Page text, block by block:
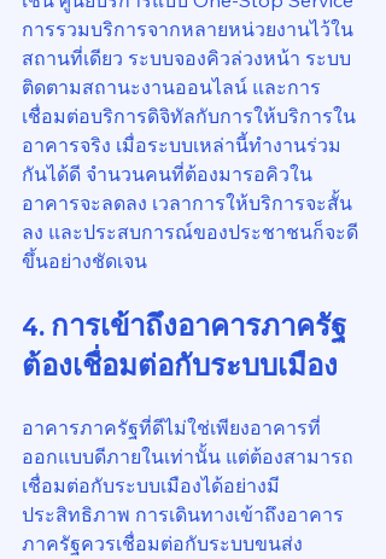
การรวมบริการจากหลายหน่วยงานไว้ใน
สถานที่เดียว ระบบจองคิวล่วงหน้า ระบบ
ติดตามสถานะงานออนไลน์ และการ
เชื่อมต่อบริการดิจิทัลกับการให้บริการใน
อาคารจริง เมื่อระบบเหล่านี้ทำงานร่วม
กันได้ดี จำนวนคนที่ต้องมารอคิวใน
อาคารจะลดลง เวลาการให้บริการจะสั้น
ลง และประสบการณ์ของประชาชนก็จะดี
ขึ้นอย่างชัดเจน
4. การเข้าถึงอาคารภาครัฐ
ต้องเชื่อมต่อกับระบบเมือง
อาคารภาครัฐที่ดีไม่ใช่เพียงอาคารที่
ออกแบบดีภายในเท่านั้น แต่ต้องสามารถ
เชื่อมต่อกับระบบเมืองได้อย่างมี
ประสิทธิภาพ การเดินทางเข้าถึงอาคาร
ภาครัฐควรเชื่อมต่อกับระบบขนส่ง